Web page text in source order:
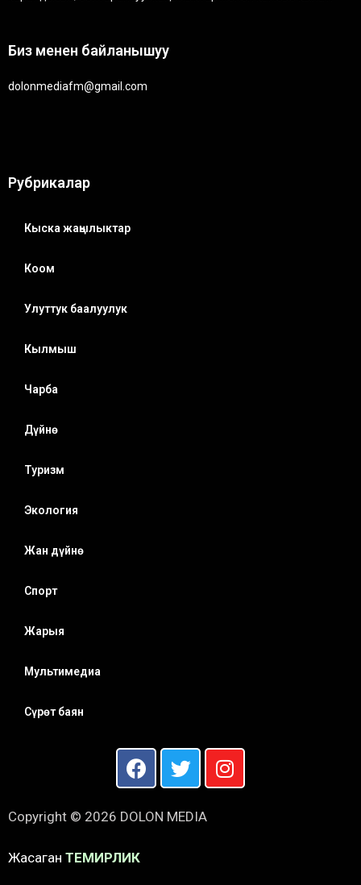
Биз менен байланышуу
dolonmediafm@gmail.com
Рубрикалар
Кыска жаңылыктар
Коом
Улуттук баалуулук
Кылмыш
Чарба
Дүйнө
Туризм
Экология
Жан дүйнө
Спорт
Жарыя
Мультимедиа
Сүрөт баян
Copyright © 2026 DOLON MEDIA
Жасаган ТЕМИРЛИК